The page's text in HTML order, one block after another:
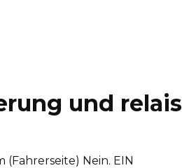
und relais
(Fahrerseite) Nein. EIN